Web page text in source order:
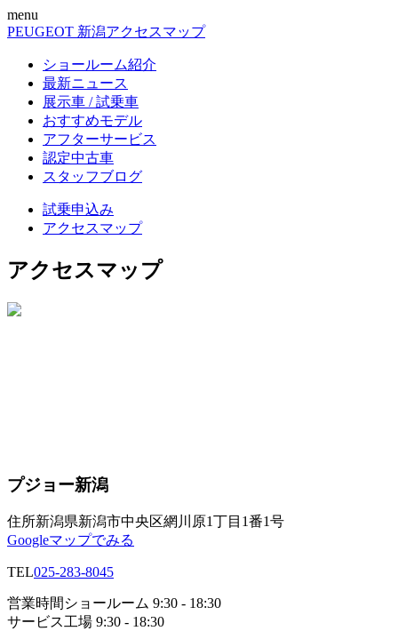
menu
PEUGEOT 新潟アクセスマップ
ショールーム紹介
最新ニュース
展示車 / 試乗車
おすすめモデル
アフターサービス
認定中古車
スタッフブログ
試乗申込み
アクセスマップ
アクセスマップ
プジョー新潟
住所新潟県新潟市中央区網川原1丁目1番1号
Googleマップでみる
TEL025-283-8045
営業時間 ショールーム 9:30 - 18:30
サービス工場 9:30 - 18:30